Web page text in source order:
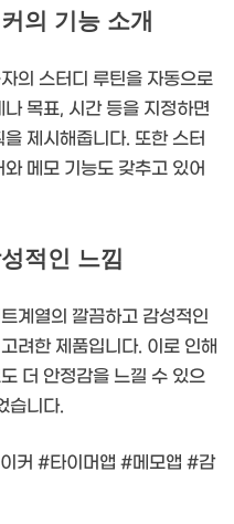
의 기능 소개
의 스터디 루틴을 자동으로
목표, 시간 등을 지정하면
제시해줍니다. 또한 스터
메모 기능도 갖추고 있어
적인 느낌
계열의 깔끔하고 감성적인
려한 제품입니다. 이로 인해
더 안정감을 느낄 수 있으
습니다.
커 #타이머앱 #메모앱 #감